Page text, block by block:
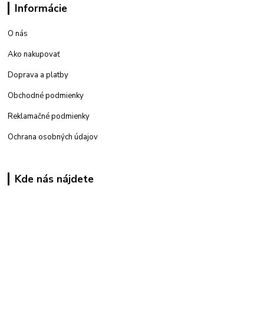
Informácie
O nás
Ako nakupovať
Doprava a platby
Obchodné podmienky
Reklamačné podmienky
Ochrana osobných údajov
Kde nás nájdete